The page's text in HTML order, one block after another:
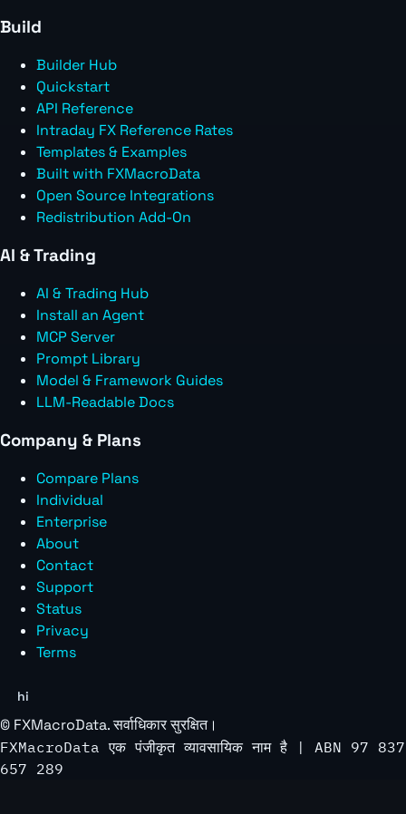
Build
Builder Hub
Quickstart
API Reference
Intraday FX Reference Rates
Templates & Examples
Built with FXMacroData
Open Source Integrations
Redistribution Add-On
AI & Trading
AI & Trading Hub
Install an Agent
MCP Server
Prompt Library
Model & Framework Guides
LLM-Readable Docs
Company & Plans
Compare Plans
Individual
Enterprise
About
Contact
Support
Status
Privacy
Terms
hi
© FXMacroData. सर्वाधिकार सुरक्षित।
FXMacroData एक पंजीकृत व्यावसायिक नाम है | ABN 97 837
657 289